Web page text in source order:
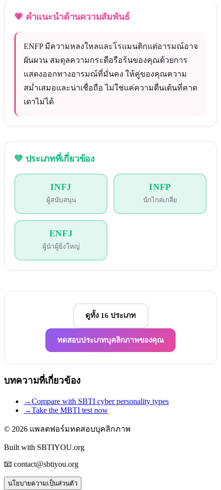
💗 คำแนะนำด้านความสัมพันธ์
ENFP มีความหลงใหลและโรแมนติกแต่อารมณ์อาจ
ผันผวน สมดุลความกระตือรือร้นของคุณด้วยการ
แสดงออกทางอารมณ์ที่มั่นคง ให้คู่ของคุณความ
สม่ำเสมอและน่าเชื่อถือ ไม่ใช่แค่ความตื่นเต้นที่คาด
เดาไม่ได้
💚 ประเภทที่เกี่ยวข้อง
INFJ
ผู้สนับสนุน
INFP
นักไกล่เกลี่ย
ENFJ
ผู้นำผู้ยิ่งใหญ่
ดูทั้ง 16 ประเภท
ทดสอบประเภทบุคลิกภาพของคุณ
บทความที่เกี่ยวข้อง
→Compare with SBTI cyber personality types
→Take the MBTI test now
© 2026 แพลตฟอร์มทดสอบบุคลิกภาพ
Built with SBTIYOU.org
📧 contact@sbtiyou.org
นโยบายความเป็นส่วนตัว